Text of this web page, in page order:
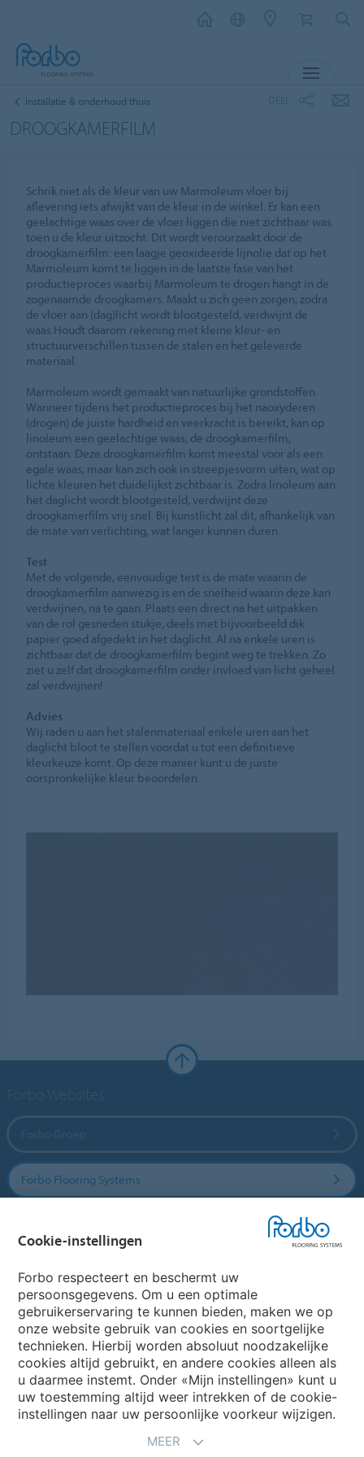
Installatie & onderhoud thuis
DROOGKAMERFILM
Schrik niet als de kleur van uw Marmoleum vloer bij
aflevering iets afwijkt van de kleur in de winkel. Er kan een
geelachtige waas over de vloer liggen die niet zichtbaar was
toen u de kleur uitzocht. Dit wordt veroorzaakt door de
droogkamerfilm: een laagje geoxideerde lijnolie dat op het
Marmoleum komt te liggen in de laatste fase van het
productieproces waarbij Marmoleum te drogen hangt in de
zogenaamde droogkamers. Maakt u zich geen zorgen, zodra
de vloer aan (dag)licht wordt blootgesteld, verdwijnt de
waas.Houdt daarom rekening met kleine kleur- en
structuurverschillen tussen de stalen en het geleverde
materiaal.
Marmoleum wordt gemaakt van natuurlijke grondstoffen.
Wanneer tijdens het productieproces bij het naoxyderen
(drogen) de juiste hardheid en veerkracht is bereikt, kan op
linoleum een geelachtige waas, de droogkamerfilm,
ontstaan. Deze droogkamerfilm komt meestal voor als een
egale waas, maar kan zich ook in streepjesvorm uiten, wat op
lichte kleuren het duidelijkst zichtbaar is. Zodra linoleum aan
het daglicht wordt blootgesteld, verdwijnt deze
droogkamerfilm vrij snel. Bij kunstlicht zal dit, afhankelijk van
de mate van verlichting, wat langer kunnen duren.
Test
Met de volgende, eenvoudige test is de mate waarin de
droogkamerfilm aanwezig is en de snelheid waarin deze kan
verdwijnen, na te gaan. Plaats een direct na het uitpakken
van de rol gesneden stukje, deels met bijvoorbeeld dik
papier goed afgedekt in het daglicht. Al na enkele uren is
zichtbaar dat de droogkamerfilm begint weg te trekken. Zo
ziet u zelf dat droogkamerfilm onder invloed van licht geheel
zal verdwijnen!
Advies
Wij raden u aan het stalenmateriaal enkele uren aan het
daglicht bloot te stellen voordat u tot een definitieve
kleurkeuze komt. Op deze manier kunt u de juiste
oorspronkelijke kleur beoordelen.
Forbo Flooring Systems
Website
Kies uw land
My Forbo
Cookie-instellingen
Forbo respecteert en beschermt uw
persoonsgegevens. Om u een optimale
gebruikerservaring te kunnen bieden, maken we op
onze website gebruik van cookies en soortgelijke
technieken. Hierbij worden absoluut noodzakelijke
cookies altijd gebruikt, en andere cookies alleen als
u daarmee instemt. Onder «Mijn instellingen» kunt u
uw toestemming altijd weer intrekken of de cookie-
instellingen naar uw persoonlijke voorkeur wijzigen.
MEER